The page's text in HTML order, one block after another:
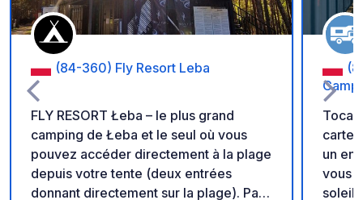
(84-360) Fly Resort Leba
FLY RESORT Łeba – le plus grand
camping de Łeba et le seul où vous
pouvez accéder directement à la plage
depuis votre tente (deux entrées
donnant directement sur la plage). Pas
carte
un
vous
soleil.